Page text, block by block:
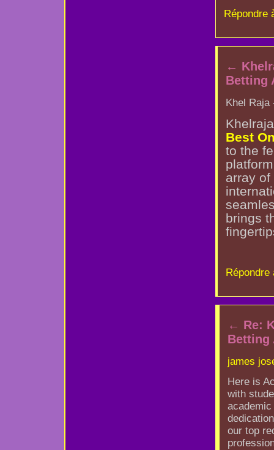
Répondre
←
Betting
Khel
Best
to the
array
brings
Répondre
← Re:
Betting
james
Here is
with
our top